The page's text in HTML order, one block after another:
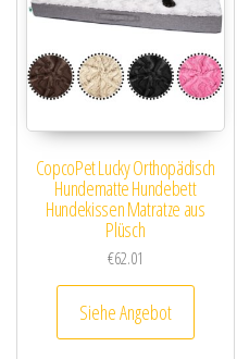
CopcoPet Lucky Orthopädisch
Hundematte Hundebett
Hundekissen Matratze aus
Plüsch
€62.01
Siehe Angebot